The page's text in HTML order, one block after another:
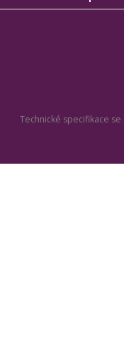
Technické specifikace